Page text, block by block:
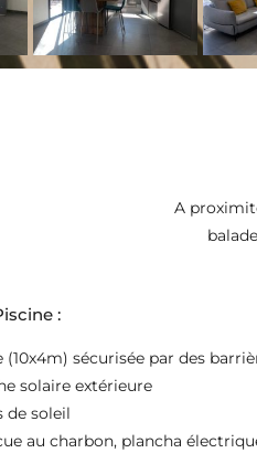
A
:
(10x4m) sécurisée par des
solaire extérieure
de soleil
au charbon, plancha